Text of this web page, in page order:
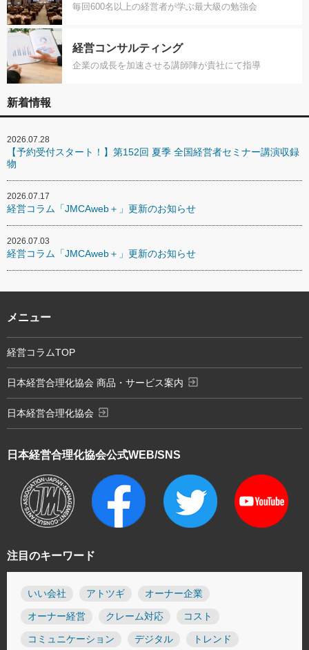
毎回600名以上の経営者が学ぶ最大級の勉強会
経営コンサルティング
企業の成長を加速させる講師陣が貴社にて指導
新着情報
2026.07.28
【予約受付スタート！】第152回 夏季 全国経営者セミナー講演収録
物
2026.07.17
経営コラム「JMCAweb＋」更新のお知らせ
2026.07.03
経営コラム「JMCAweb＋」更新のお知らせ
注目のキーワード
いい会社 アトツギ オーナー企業
オーナー経営 クレーム対応 コスト
コミュニケーション デジタル トレンド
日本経営合理化協会公式WEB/SNS
メニュー
経営コラムTOP
日本経営合理化協会 商品・サービス案内 exit_to_app
日本経営合理化協会 exit_to_app